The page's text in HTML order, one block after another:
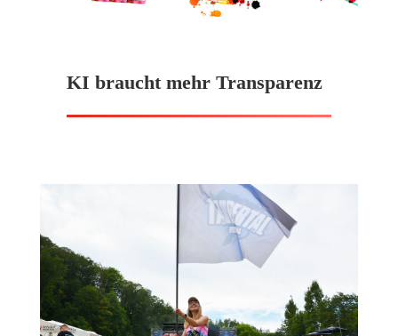
KI braucht mehr Transparenz